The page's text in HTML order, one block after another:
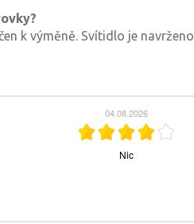
k výměně. Svítidlo je navrženo